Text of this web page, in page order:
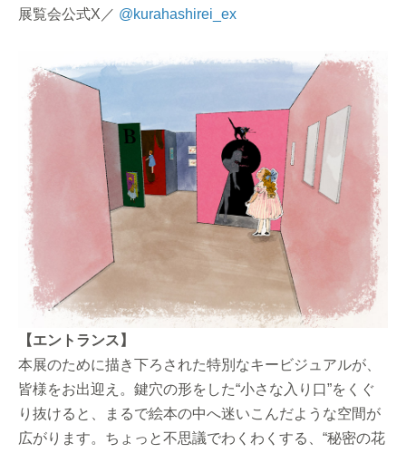
展覧会公式X／ @kurahashirei_ex
【エントランス】
本展のために描き下ろされた特別なキービジュアルが、
皆様をお出迎え。鍵穴の形をした“小さな入り口”をくぐ
り抜けると、まるで絵本の中へ迷いこんだような空間が
広がります。ちょっと不思議でわくわくする、“秘密の花